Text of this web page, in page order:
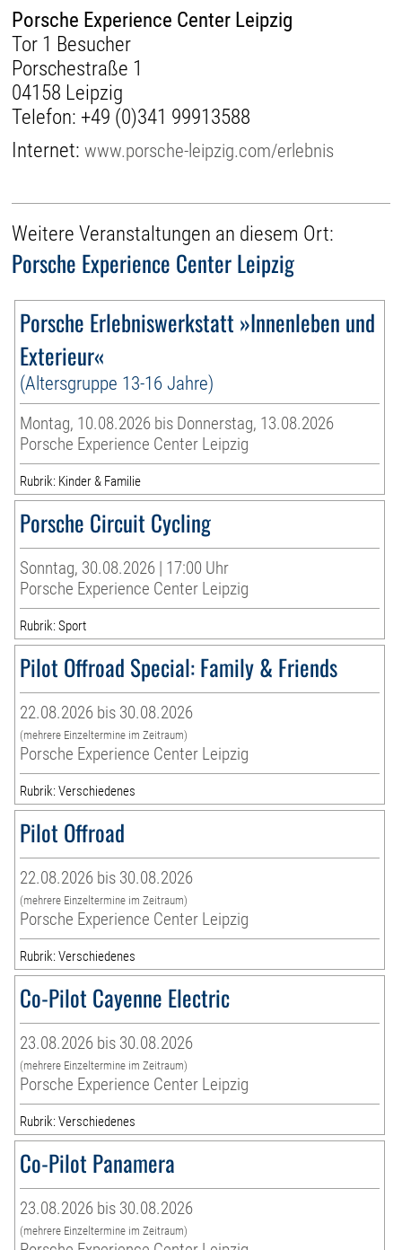
Porsche Experience Center Leipzig
Tor 1 Besucher
Porschestraße 1
04158 Leipzig
Telefon: +49 (0)341 99913588
Internet:www.porsche-leipzig.com/erlebnis
Weitere Veranstaltungen an diesem Ort:
Porsche Experience Center Leipzig
Porsche Erlebniswerkstatt »Innenleben und
Exterieur«
(Altersgruppe 13-16 Jahre)
Montag, 10.08.2026 bis Donnerstag, 13.08.2026
Porsche Experience Center Leipzig
Rubrik: Kinder & Familie
Porsche Circuit Cycling
Sonntag, 30.08.2026 | 17:00 Uhr
Porsche Experience Center Leipzig
Rubrik: Sport
Pilot Offroad Special: Family & Friends
22.08.2026 bis 30.08.2026
(mehrere Einzeltermine im Zeitraum)
Porsche Experience Center Leipzig
Rubrik: Verschiedenes
Pilot Offroad
22.08.2026 bis 30.08.2026
(mehrere Einzeltermine im Zeitraum)
Porsche Experience Center Leipzig
Rubrik: Verschiedenes
Co-Pilot Cayenne Electric
23.08.2026 bis 30.08.2026
(mehrere Einzeltermine im Zeitraum)
Porsche Experience Center Leipzig
Rubrik: Verschiedenes
Co-Pilot Panamera
23.08.2026 bis 30.08.2026
(mehrere Einzeltermine im Zeitraum)